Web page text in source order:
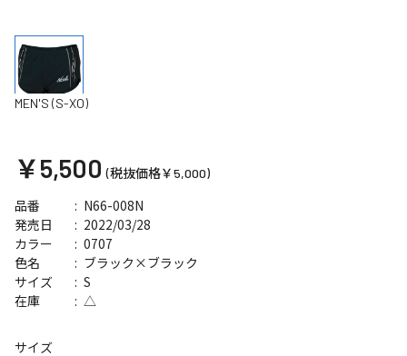
MEN'S (S-XO)
￥5,500 (税抜価格￥5,000)
品番 N66-008N
発売日 2022/03/28
サイズ S
カラー 0707
在庫 △
色名 ブラック×ブラック
サイズ